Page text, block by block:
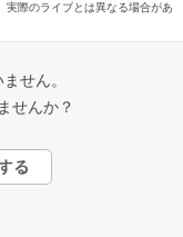
際のライブとは異なる場合があ
せん。
せんか？